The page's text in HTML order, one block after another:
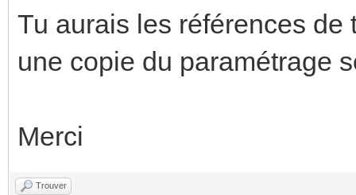
Tu aurais les références
une copie du paramétrage
Merci
Trouver